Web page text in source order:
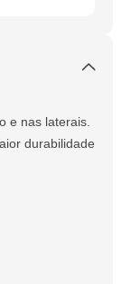
e nas laterais.
durabilidade